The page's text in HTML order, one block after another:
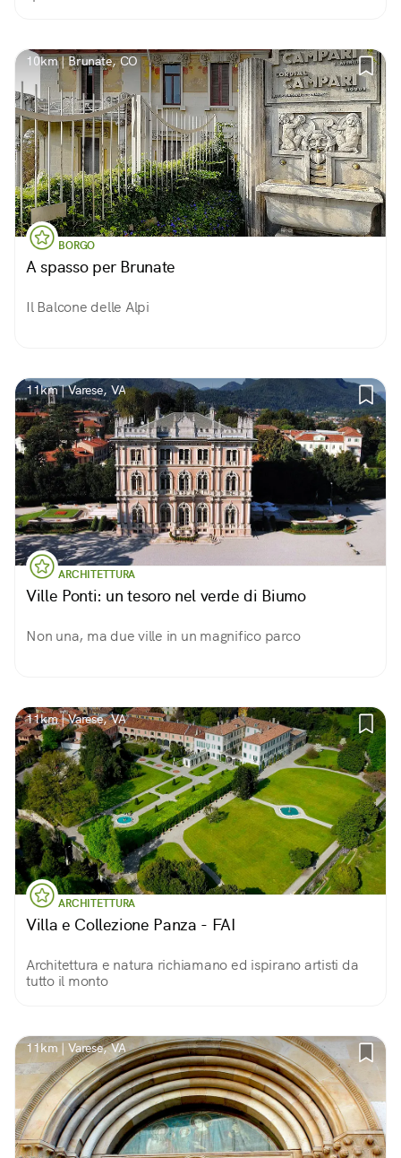
10km | Brunate, CO
BORGO
A spasso per Brunate
Il Balcone delle Alpi
11km | Varese, VA
ARCHITETTURA
Ville Ponti: un tesoro nel verde di Biumo
Non una, ma due ville in un magnifico parco
11km | Varese, VA
ARCHITETTURA
Villa e Collezione Panza - FAI
Architettura e natura richiamano ed ispirano artisti da
tutto il monto
11km | Varese, VA